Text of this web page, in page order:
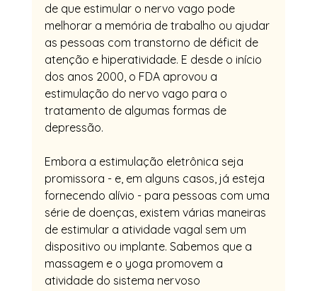
de que estimular o nervo vago pode
melhorar a memória de trabalho ou ajudar
as pessoas com transtorno de déficit de
atenção e hiperatividade. E desde o início
dos anos 2000, o FDA aprovou a
estimulação do nervo vago para o
tratamento de algumas formas de
depressão.
Embora a estimulação eletrônica seja
promissora - e, em alguns casos, já esteja
fornecendo alívio - para pessoas com uma
série de doenças, existem várias maneiras
de estimular a atividade vagal sem um
dispositivo ou implante. Sabemos que a
massagem e o yoga promovem a
atividade do sistema nervoso